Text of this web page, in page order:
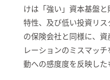
けは「強い」資本基盤
特性、及び低い投資リ
の保険会社と同様に、
レーションのミスマッ
動への感度度を反映した